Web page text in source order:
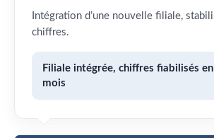
Intégration d’une nouvelle filiale,
chiffres.
Filiale intégrée, chiffres fiabilisés
mois